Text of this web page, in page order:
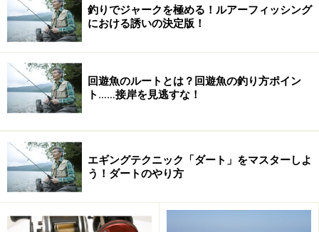
イ」、ボディーの頭に当たる部分には「目（アイ）」が
取り付けられていてる。餌木の目はこの製品のようにリ
アルな3Dレーザーアイが採用されているもののほか、小
さな夜光玉がつけられているものもある。どちらが良い
かはイカのコンディションや地域によっても違うので、
釣りでジャークを極める！ルアーフィッシング
における誘いの決定版！
回遊魚のルートとは？回遊魚の釣り方ポイン
ト……接岸を見逃すな！
エギングテクニック「ダート」をマスターしよ
う！ダートのやり方